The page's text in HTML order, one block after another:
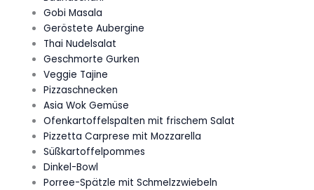
Gobi Masala
Geröstete Aubergine
Thai Nudelsalat
Geschmorte Gurken
Veggie Tajine
Pizzaschnecken
Asia Wok Gemüse
Ofenkartoffelspalten mit frischem Salat
Pizzetta Carprese mit Mozzarella
Süßkartoffelpommes
Dinkel-Bowl
Porree-Spätzle mit Schmelzzwiebeln